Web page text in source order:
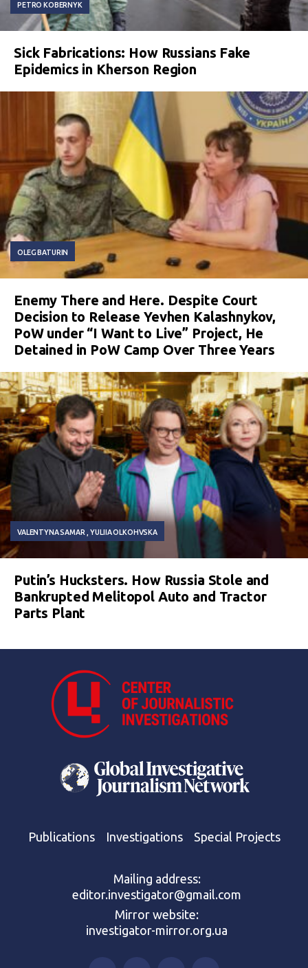
PETRO KOBERNYK
Sick Fabrications: How Russians Fake
Epidemics in Kherson Region
OLEG BATURIN
Enemy There and Here. Despite Court
Decision to Release Yevhen Kalashnykov,
PoW under “I Want to Live” Project, He
Detained in PoW Camp Over Three Years
VALENTYNA SAMAR YULIIA OLKOHVSKA
Putin’s Hucksters. How Russia Stole and
Bankrupted Melitopol Auto and Tractor
Parts Plant
Publications Investigations Special Projects
Mailing address:
editor.investigator@gmail.com
Mirror website:
investigator-mirror.org.ua